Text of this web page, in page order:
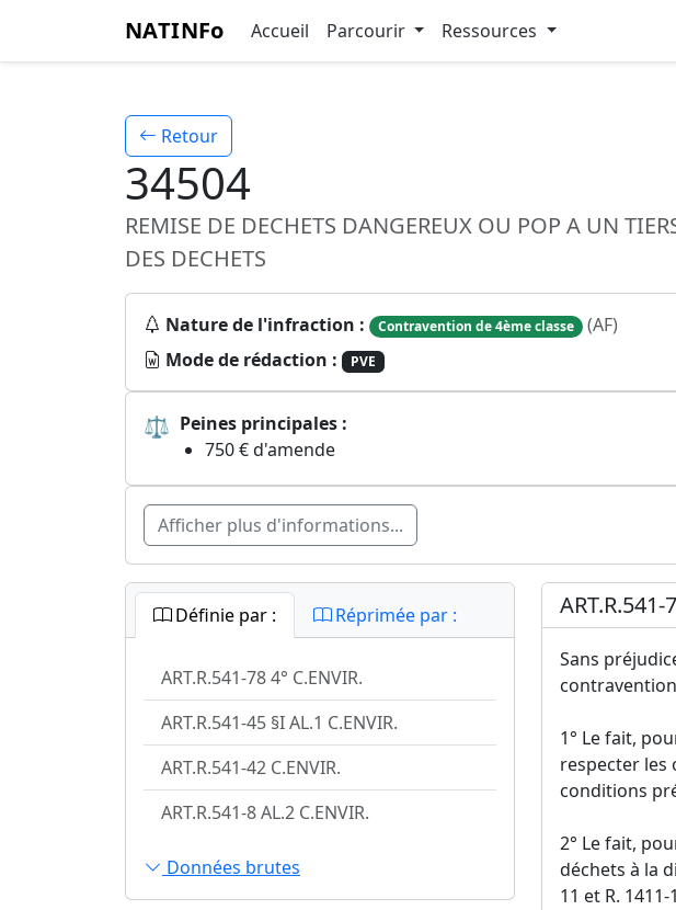
NATINFo Accueil Parcourir Ressources
Retour
34504
REMISE DE DECHETS DANGEREUX OU POP A UN
DES DECHETS
Nature de l'infraction : Contravention de 4ème classe (AF)
Mode de rédaction :
PVE
⚖ Peines principales :
750 € d'amende
Afficher plus d'informations...
Définie par : Réprimée par :
ART.R.541-78 4° C.ENVIR.
ART.R.541-45 §I AL.1 C.ENVIR.
ART.R.541-42 C.ENVIR.
ART.R.541-8 AL.2 C.ENVIR.
Données brutes
ART.R.541-
Sans
1° Le fait,
respecter les
conditions
2° Le fait,
déchets à la
11 et R.